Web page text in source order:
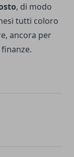
, di modo
tutti coloro
ancora per